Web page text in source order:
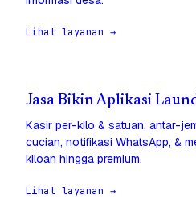
Lihat layanan →
Jasa Bikin Aplikasi
Kasir per-kilo & satuan, antar-
cucian, notifikasi WhatsApp, &
kiloan hingga premium.
Lihat layanan →